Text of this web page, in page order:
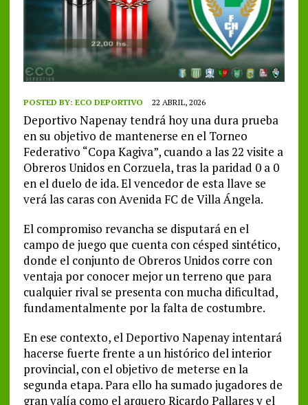
POSTED BY: ECO DEPORTIVO 22 ABRIL, 2026
Deportivo Napenay tendrá hoy una dura prueba
en su objetivo de mantenerse en el Torneo
Federativo “Copa Kagiva”, cuando a las 22 visite a
Obreros Unidos en Corzuela, tras la paridad 0 a 0
en el duelo de ida. El vencedor de esta llave se
verá las caras con Avenida FC de Villa Ángela.
El compromiso revancha se disputará en el
campo de juego que cuenta con césped sintético,
donde el conjunto de Obreros Unidos corre con
ventaja por conocer mejor un terreno que para
cualquier rival se presenta con mucha dificultad,
fundamentalmente por la falta de costumbre.
En ese contexto, el Deportivo Napenay intentará
hacerse fuerte frente a un histórico del interior
provincial, con el objetivo de meterse en la
segunda etapa. Para ello ha sumado jugadores de
gran valía como el arquero Ricardo Pallares y el